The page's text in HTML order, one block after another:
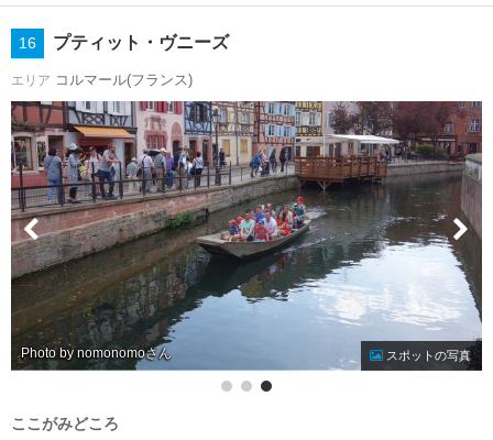
16 プティット・ヴニーズ
エリア コルマール(フランス)
Photo by nomonomo スポットの写真
ここがみどころ